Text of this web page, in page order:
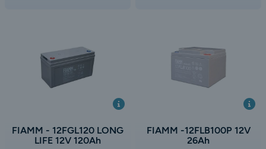
industriële loodzuurbatterijen
een eigen weg zijn ingeslagen.
industriële loodzuurbatterijen
FIAMM - 12FGL120 LONG
LIFE 12V 120Ah
FIAMM -12FLB100P 12V
26Ah